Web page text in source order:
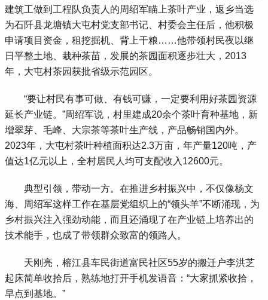
建筑工做到工程队负责人的周绍军瞄上茶叶产业，返乡当选
为石阡县龙塘镇大屯村党支部书记、村委会主任后，他积极
申请项目资金，租挖掘机、背上干粮……他带领村民夜以继
日平整土地、栽种茶苗，发展的茶园面积逐步壮大，2013
年，大屯村茶园获批省级示范园区。
“要让村民有事可做、有钱可赚，一定要利用好茶园资源
延长产业链。”周绍军说，村里建成20余个茶叶育种基地，新
增翠芽、毛峰、大宗茶等茶叶生产线，产品畅销国内外。
2023年，大屯村茶叶种植面积达2.3万亩，年产量120吨，产
值达1亿元以上，全村居民人均可支配收入12600元。
典型引领，带动一方。在推进乡村振兴中，不仅像杨文
海、周绍军这样工作在基层党组织上的“领头羊”不断涌现，为
乡村振兴注入强劲动能，而且还涌现了在产业链上培养出的
技术能手，也成了带领群众致富的领路人。
天刚亮，榕江县车民街道富民社区55岁的搬迁户李洪芝
起床简单收拾后，熟练地打开手机发语音：“大家抓紧收拾，
早点到基地。”